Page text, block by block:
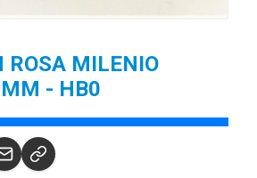
ROSA MILENIO
- HB0